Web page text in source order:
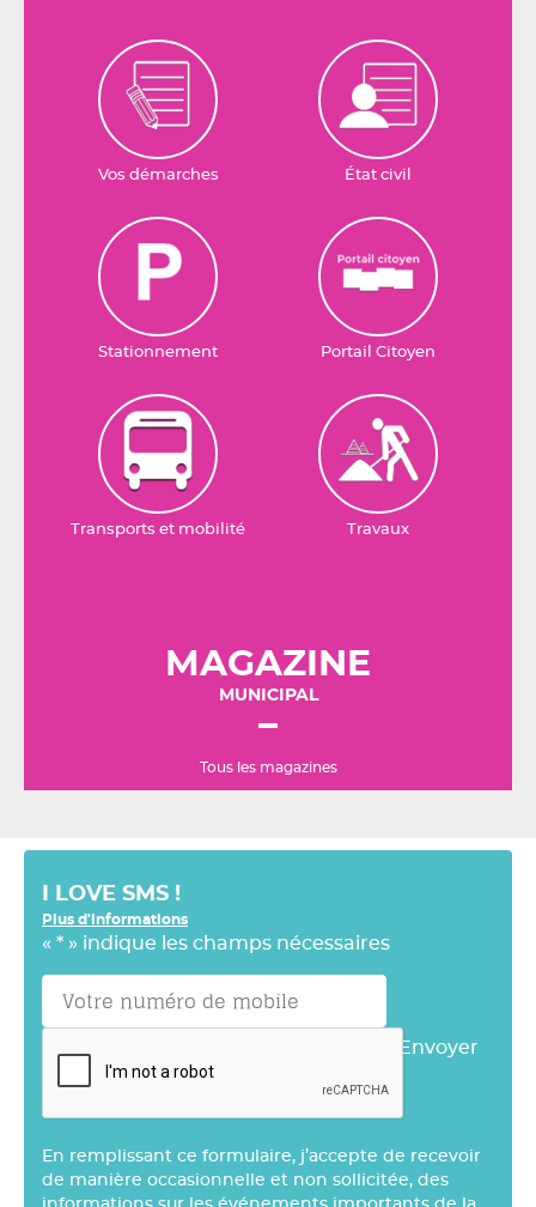
Vos démarches État civil
Stationnement Portail Citoyen
Transports et mobilité Travaux
MAGAZINE
MUNICIPAL
Tous les magazines
I LOVE SMS !
Plus d'informations
« * » indique les champs nécessaires
Envoyer
En remplissant ce formulaire, j’accepte de recevoir
de manière occasionnelle et non sollicitée, des